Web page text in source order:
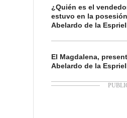
¿Quién es el
estuvo en la
Abelardo de la
El Magdalena,
Abelardo de la